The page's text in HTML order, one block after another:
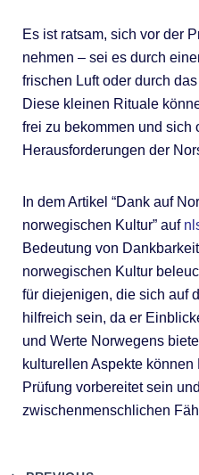
Es ist ratsam, sich vor der
nehmen – sei es durch
frischen Luft oder durch
Diese kleinen Rituale
frei zu bekommen und sich
Herausforderungen der
In dem Artikel “Dank auf
norwegischen Kultur” auf
Bedeutung von
norwegischen Kultur
für diejenigen, die sich auf
hilfreich sein, da er
und Werte Norwegens
kulturellen Aspekte
Prüfung vorbereitet sein
zwischenmenschlichen